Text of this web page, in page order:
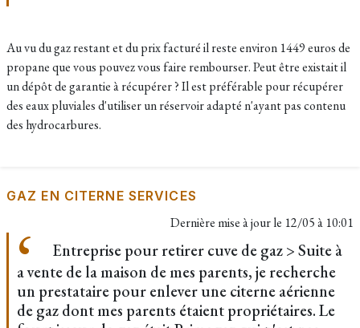
Au vu du gaz restant et du prix facturé il reste environ 1449 euros de
propane que vous pouvez vous faire rembourser. Peut être existait il
un dépôt de garantie à récupérer ? Il est préférable pour récupérer
des eaux pluviales d'utiliser un réservoir adapté n'ayant pas contenu
des hydrocarbures.
GAZ EN CITERNE SERVICES
Dernière mise à jour le 12/05 à 10:01
Entreprise pour retirer cuve de gaz > Suite à
a vente de la maison de mes parents, je recherche
un prestataire pour enlever une citerne aérienne
de gaz dont mes parents étaient propriétaires. Le